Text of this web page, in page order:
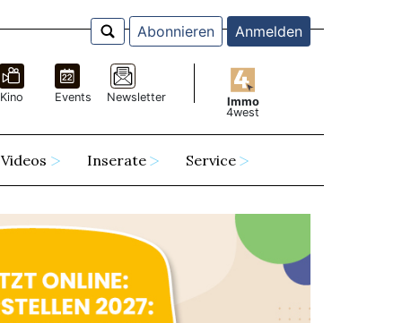
Abonnieren Anmelden
Kino Events Newsletter
Immo
4west
Videos Inserate Service